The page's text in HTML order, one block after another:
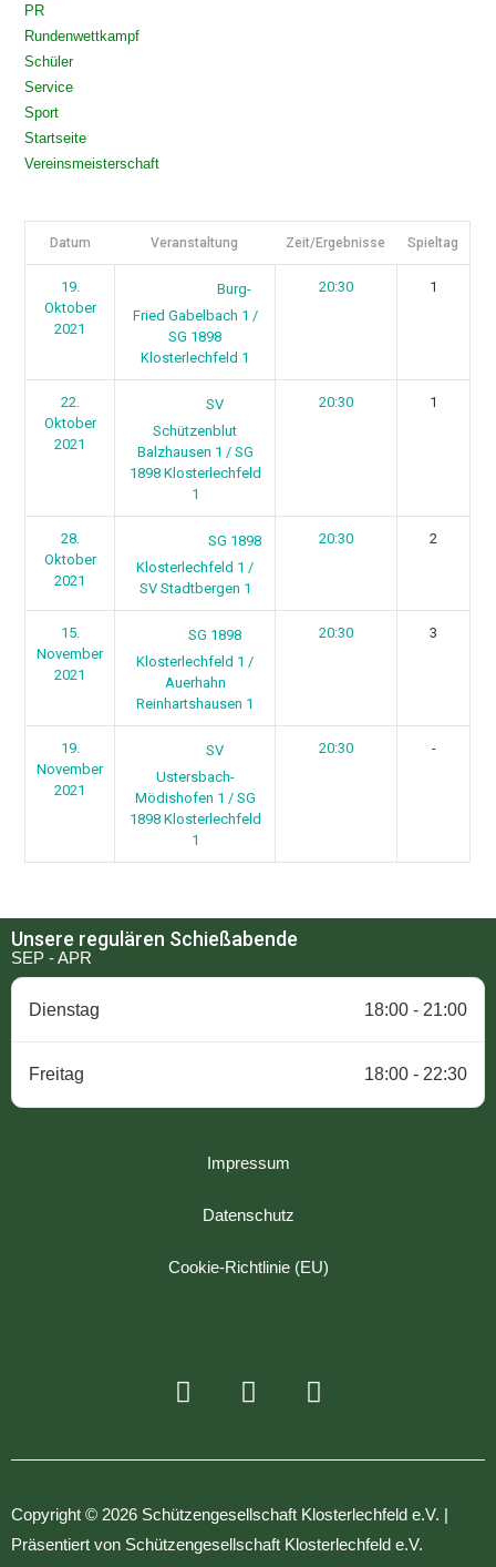
PR
Rundenwettkampf
Schüler
Service
Sport
Startseite
Vereinsmeisterschaft
Datum Veranstaltung Zeit/Ergebnisse Spieltag
19.
Oktober
2021
Burg-
Fried Gabelbach 1 /
SG 1898
Klosterlechfeld 1
20:30 1
22.
Oktober
2021
SV
Schützenblut
Balzhausen 1 / SG
1898 Klosterlechfeld
1
20:30 1
28.
Oktober
2021
SG 1898
Klosterlechfeld 1 /
SV Stadtbergen 1
20:30 2
15.
November
2021
SG 1898
Klosterlechfeld 1 /
Auerhahn
Reinhartshausen 1
20:30 3
19.
November
2021
SV
Ustersbach-
Mödishofen 1 / SG
1898 Klosterlechfeld
1
20:30 -
Unsere regulären Schießabende
SEP - APR
Dienstag 18:00 - 21:00
Freitag 18:00 - 22:30
Impressum
Datenschutz
Cookie-Richtlinie (EU)
Copyright © 2026 Schützengesellschaft Klosterlechfeld e.V. |
Präsentiert von Schützengesellschaft Klosterlechfeld e.V.